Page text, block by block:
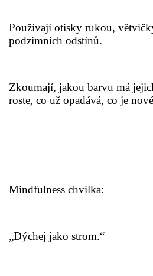
MONTESSORI AKTIVITA
SVATÝ VÁCLAV
Používají otisky rukou,
podzimních odstínů.
Zkoumají, jakou barvu má
roste, co už opadává, co je
Mindfulness chvilka:
„Dýchej jako strom.“